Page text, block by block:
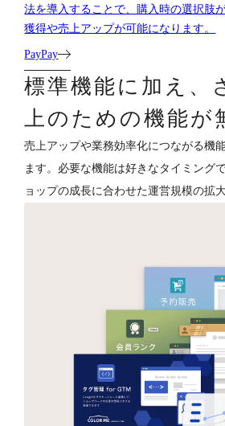
法を導入することで、購入時の選択肢
獲得や売上アップが可能になります。
PayPay
標準機能に加え、
上のための機能が
売上アップや業務効率化につながる機
ます。必要な機能は好きなタイミング
ョップの成長に合わせた運営規模の拡